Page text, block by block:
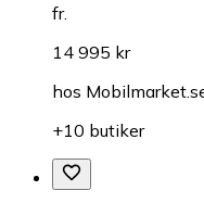
fr.
14 995 kr
hos
+10 butiker